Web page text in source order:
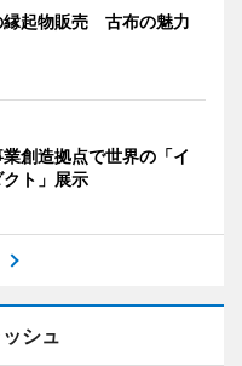
縁起物販売 古布の魅力
創造拠点で世界の「イ
ト」展示
シュ